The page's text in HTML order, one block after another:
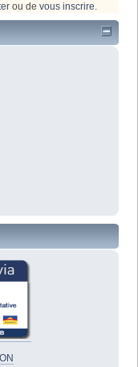
ou de vous inscrire.